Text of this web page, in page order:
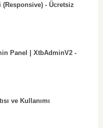
- Ücretsiz
Panel | XtbAdminV2 -
ve Kullanımı